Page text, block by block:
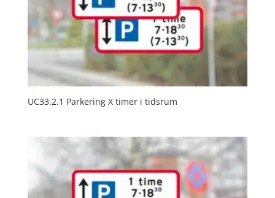
UC33.2.1 Parkering X timer i tidsrum